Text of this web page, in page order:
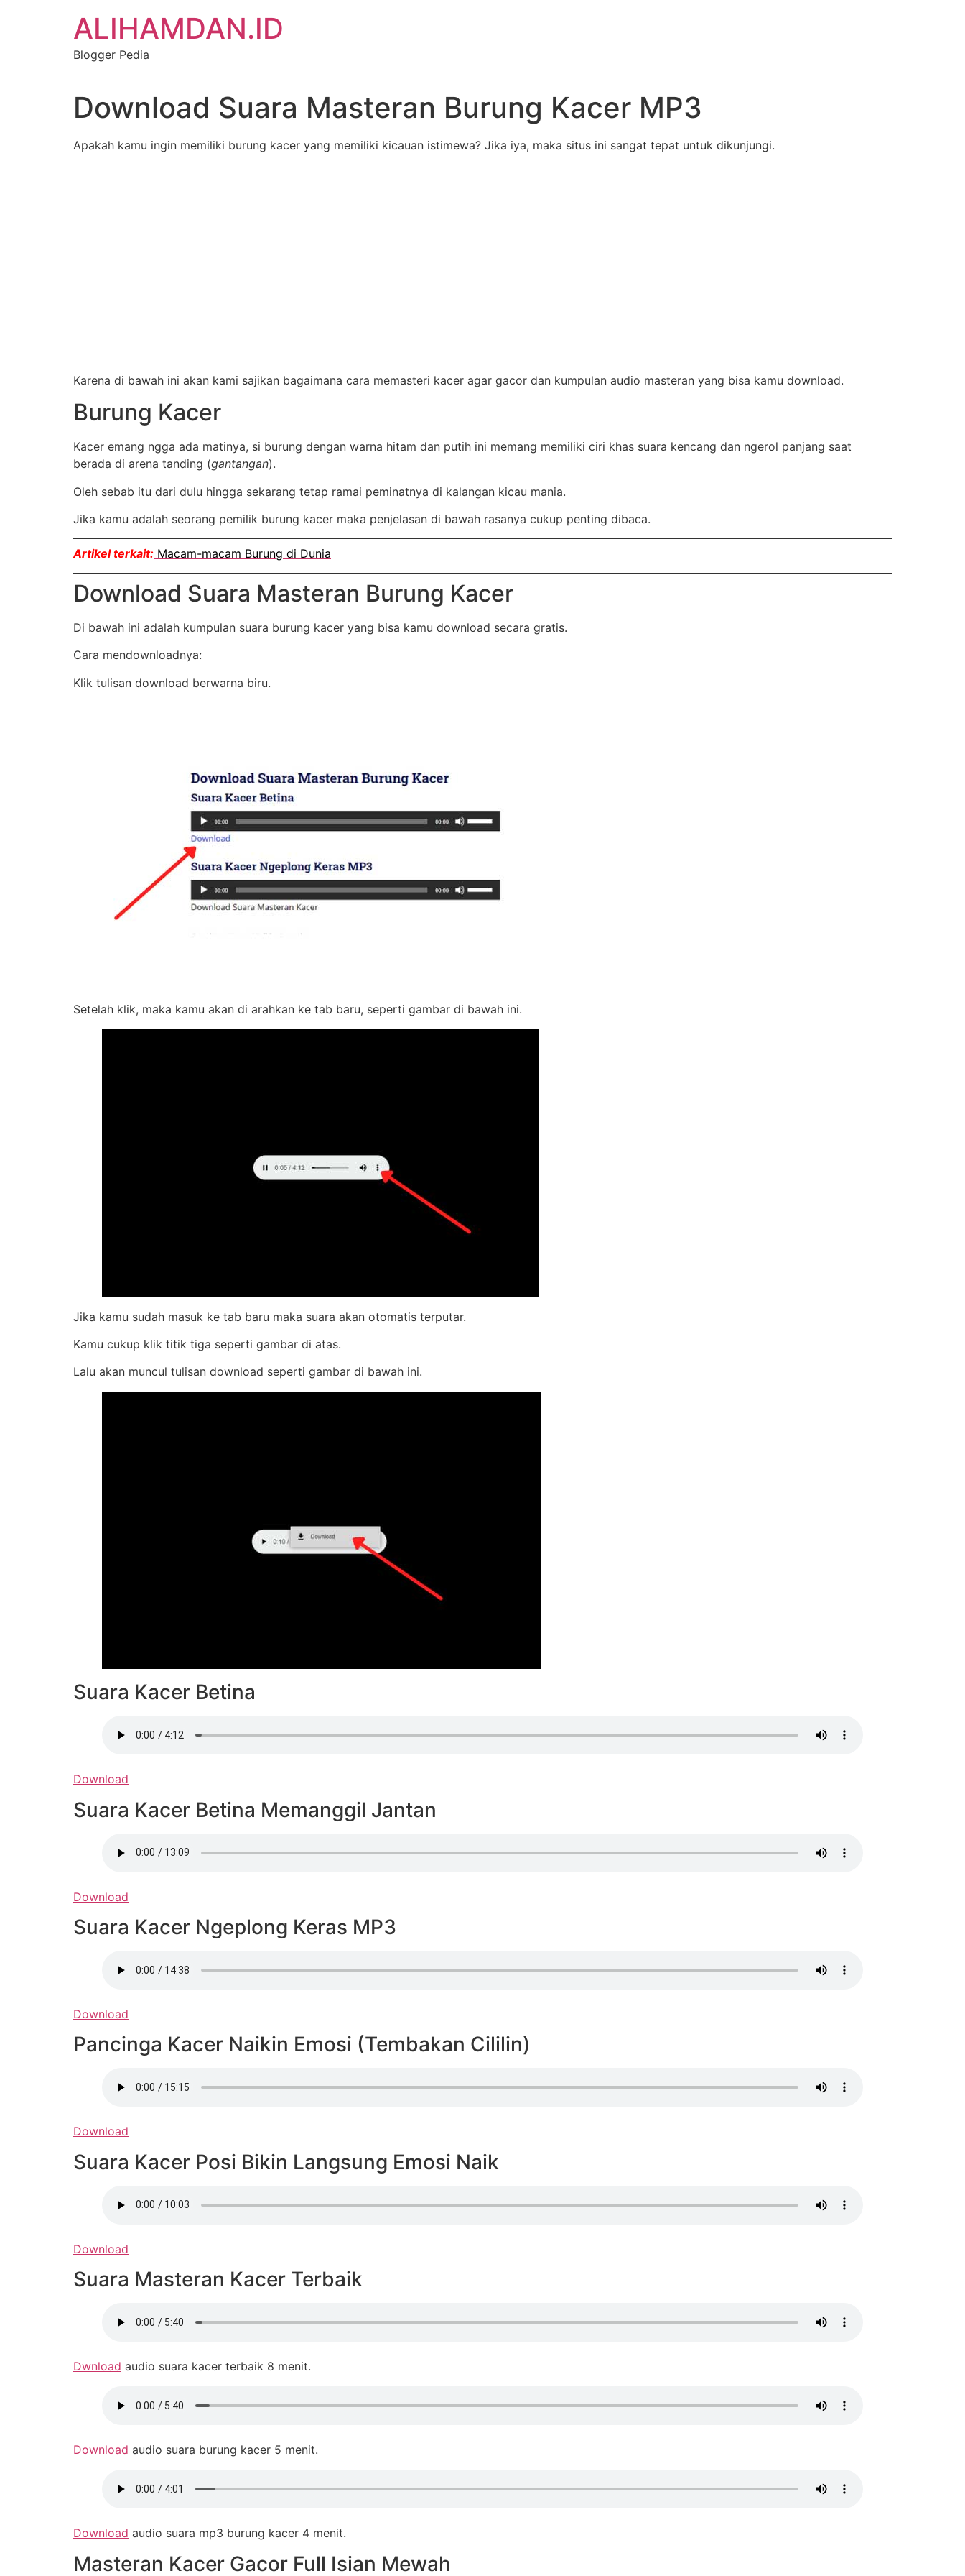
ALIHAMDAN.ID
Blogger Pedia
Download Suara Masteran Burung Kacer MP3
Apakah kamu ingin memiliki burung kacer yang memiliki kicauan istimewa? Jika iya, maka situs ini sangat tepat untuk dikunjungi.
Karena di bawah ini akan kami sajikan bagaimana cara memasteri kacer agar gacor dan kumpulan audio masteran yang bisa kamu download.
Burung Kacer
Kacer emang ngga ada matinya, si burung dengan warna hitam dan putih ini memang memiliki ciri khas suara kencang dan ngerol panjang saat
berada di arena tanding (gantangan).
Oleh sebab itu dari dulu hingga sekarang tetap ramai peminatnya di kalangan kicau mania.
Jika kamu adalah seorang pemilik burung kacer maka penjelasan di bawah rasanya cukup penting dibaca.
Artikel terkait: Macam-macam Burung di Dunia
Download Suara Masteran Burung Kacer
Di bawah ini adalah kumpulan suara burung kacer yang bisa kamu download secara gratis.
Cara mendownloadnya:
Klik tulisan download berwarna biru.
Setelah klik, maka kamu akan di arahkan ke tab baru, seperti gambar di bawah ini.
Jika kamu sudah masuk ke tab baru maka suara akan otomatis terputar.
Kamu cukup klik titik tiga seperti gambar di atas.
Lalu akan muncul tulisan download seperti gambar di bawah ini.
Suara Kacer Betina
Download
Suara Kacer Betina Memanggil Jantan
Download
Suara Kacer Ngeplong Keras MP3
Download
Pancinga Kacer Naikin Emosi (Tembakan Cililin)
Download
Suara Kacer Posi Bikin Langsung Emosi Naik
Download
Suara Masteran Kacer Terbaik
Dwnload audio suara kacer terbaik 8 menit.
Download audio suara burung kacer 5 menit.
Download audio suara mp3 burung kacer 4 menit.
Masteran Kacer Gacor Full Isian Mewah